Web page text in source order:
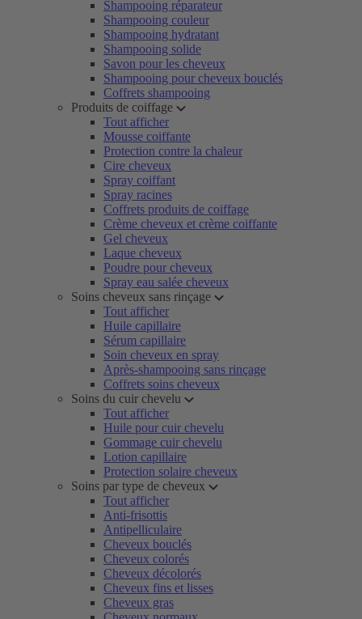
Shampooing réparateur
Shampooing couleur
Shampooing hydratant
Shampooing solide
Savon pour les cheveux
Shampooing pour cheveux bouclés
Coffrets shampooing
Produits de coiffage
Tout afficher
Mousse coiffante
Protection contre la chaleur
Cire cheveux
Spray coiffant
Spray racines
Coffrets produits de coiffage
Crème cheveux et crème coiffante
Gel cheveux
Laque cheveux
Poudre pour cheveux
Spray eau salée cheveux
Soins cheveux sans rinçage
Tout afficher
Huile capillaire
Sérum capillaire
Soin cheveux en spray
Après-shampooing sans rinçage
Coffrets soins cheveux
Soins du cuir chevelu
Tout afficher
Huile pour cuir chevelu
Gommage cuir chevelu
Lotion capillaire
Protection solaire cheveux
Soins par type de cheveux
Tout afficher
Anti-frisottis
Antipelliculaire
Cheveux bouclés
Cheveux colorés
Cheveux décolorés
Cheveux fins et lisses
Cheveux gras